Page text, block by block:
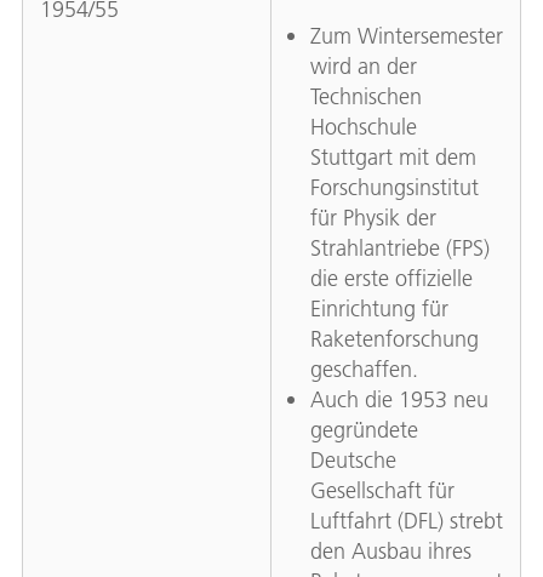
1954/55
Zum Wintersemester
wird an der
Technischen
Hochschule
Stuttgart mit dem
Forschungsinstitut
für Physik der
Strahlantriebe (FPS)
die erste offizielle
Einrichtung für
Raketenforschung
geschaffen.
Auch die 1953 neu
gegründete
Deutsche
Gesellschaft für
Luftfahrt (DFL) strebt
den Ausbau ihres